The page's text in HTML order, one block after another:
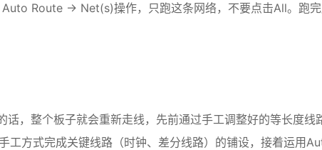
Route → Net(s)操作，只跑这条网络，不要点击All。跑
，整个板子就会重新走线，先前通过手工调整好的等长度线
工方式完成关键线路（时钟、差分线路）的铺设，接着运用